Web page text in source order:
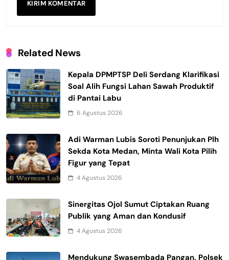
Related News
Kepala DPMPTSP Deli Serdang Klarifikasi
Soal Alih Fungsi Lahan Sawah Produktif
di Pantai Labu
6 Agustus 2026
Adi Warman Lubis Soroti Penunjukan Plh
Sekda Kota Medan, Minta Wali Kota Pilih
Figur yang Tepat
4 Agustus 2026
Sinergitas Ojol Sumut Ciptakan Ruang
Publik yang Aman dan Kondusif
4 Agustus 2026
Mendukung Swasembada Pangan, Polsek